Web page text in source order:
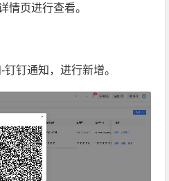
情页进行查看。
钉通知，进行新增。